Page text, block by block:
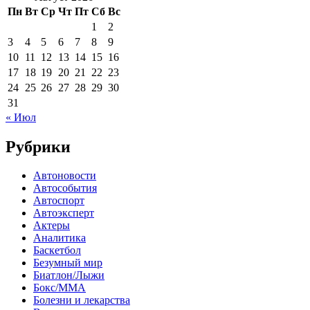
Пн Вт Ср Чт Пт Сб Вс
1
2
3
4 5 6 7 8
9
10 11 12 13 14 15 16
17 18 19 20 21 22 23
24 25 26 27 28 29 30
31
« Июл
Рубрики
Автоновости
Автособытия
Автоспорт
Автоэксперт
Актеры
Аналитика
Баскетбол
Безумный мир
Биатлон/Лыжи
Бокс/MMA
Болезни и лекарства